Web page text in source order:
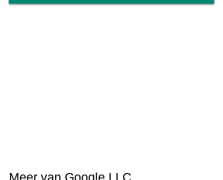
Meer van Google LLC